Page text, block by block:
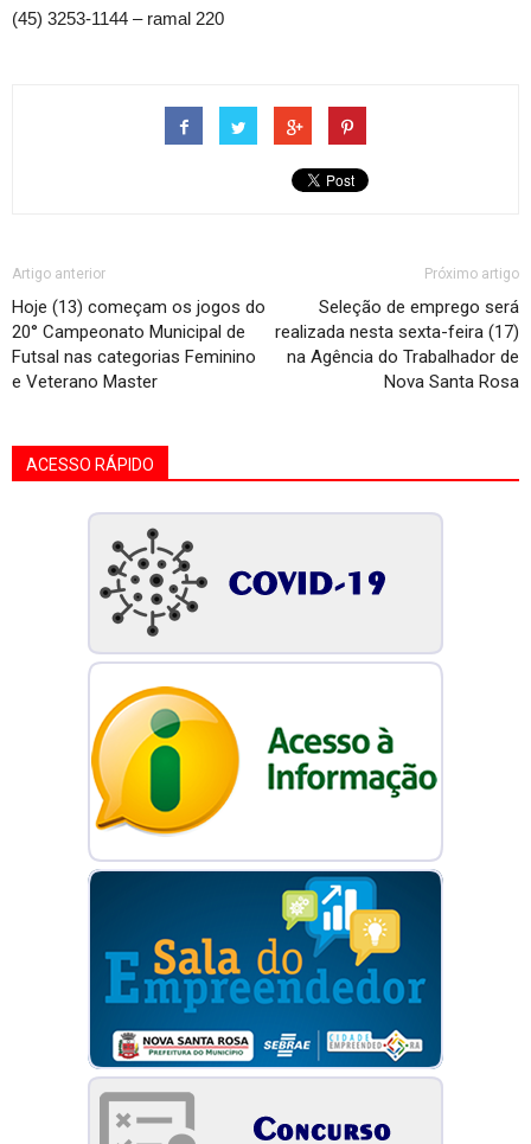
(45) 3253-1144 – ramal 220
Artigo anterior
Hoje (13) começam os jogos do
20° Campeonato Municipal de
Futsal nas categorias Feminino
e Veterano Master
Próximo artigo
Seleção de emprego será
realizada nesta sexta-feira (17)
na Agência do Trabalhador de
Nova Santa Rosa
ACESSO RÁPIDO